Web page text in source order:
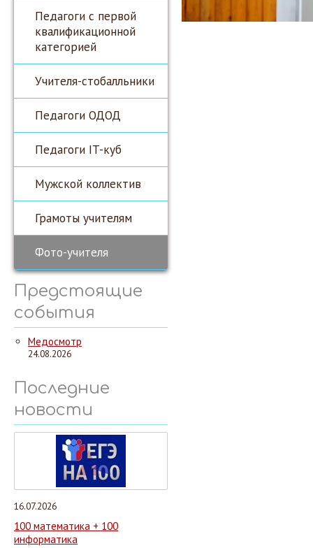
Педагоги с первой
квалификационной
категорией
Учителя-стобалльники
Педагоги ОДОД
Педагоги IT-куб
Мужской коллектив
Грамоты учителям
Фото-учителя
Предстоящие
события
Медосмотр
24.08.2026
Последние
новости
16.07.2026
100 математика + 100
информатика